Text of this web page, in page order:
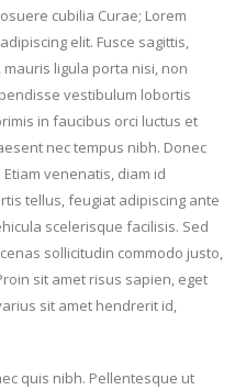
cubilia Curae; Lorem
elit. Fusce sagittis,
ligula porta nisi, non
vestibulum lobortis
in faucibus orci luctus et
nec tempus nibh. Donec
venenatis, diam id
tellus, feugiat adipiscing ante
scelerisque facilisis. Sed
sollicitudin commodo justo,
sit amet risus sapien, eget
sit amet hendrerit id,
quis nibh. Pellentesque ut